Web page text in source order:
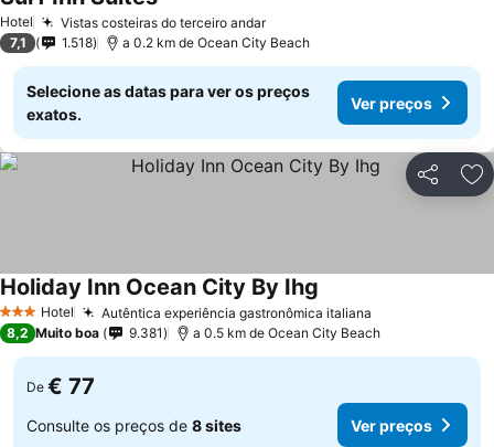
Hotel Vistas costeiras do terceiro andarVer preços
Ver preços
7,1 1.518 a 0.2 km de Ocean City Beach
Selecione as datas para ver os preços
exatos.
Ver preços
Partilhar
3 EstrelasHotel Autêntica experiência gastronômica italiana
Holiday Inn Ocean City By Ihg
8,2 Muito boa 9.381 a 0.5 km de Ocean City Beach
De € 77
Consulte os preços de 8 sites Ver preços